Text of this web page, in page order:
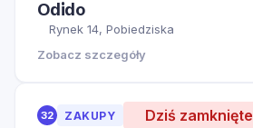
Odido
Rynek 14, Pobiedziska
Zobacz szczegóły
32 ZAKUPY Dziś zamknięte